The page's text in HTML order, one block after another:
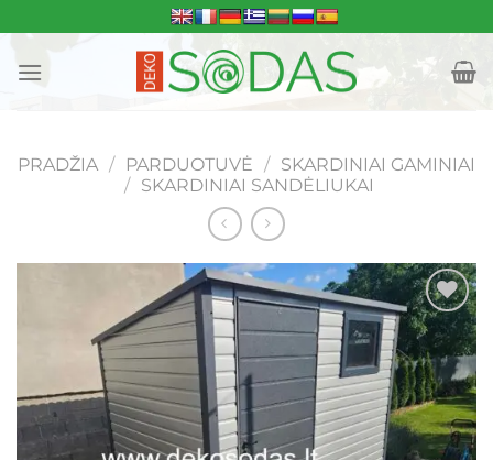
to
content
PRADŽIA / PARDUOTUVĖ / SKARDINIAI GAMINIAI
/ SKARDINIAI SANDĖLIUKAI
Mėgstamiausias